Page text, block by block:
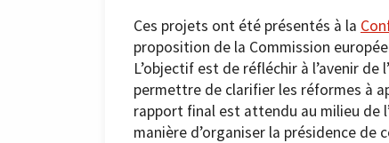
Ces projets ont été présentés à la
proposition de la Commission
L’objectif est de réfléchir à l’avenir
permettre de clarifier les réformes à
rapport final est attendu au milieu de
manière d’organiser la présidence